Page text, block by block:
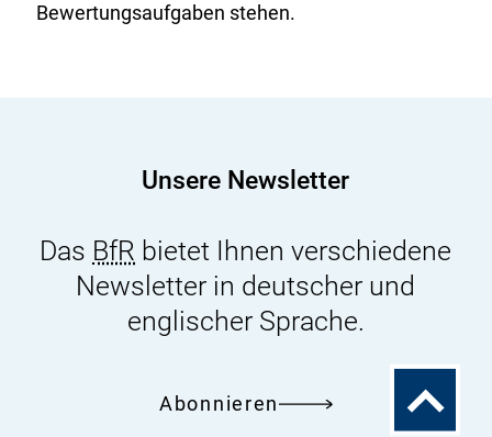
Bewertungsaufgaben stehen.
Unsere Newsletter
Das BfR bietet Ihnen verschiedene
Newsletter in deutscher und
englischer Sprache.
Abonnieren
Zum